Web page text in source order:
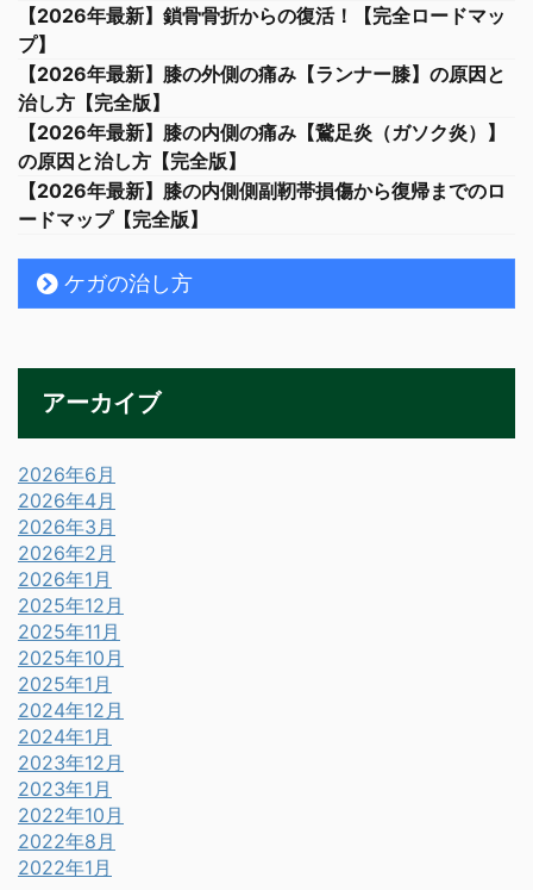
【2026年最新】鎖骨骨折からの復活！【完全ロードマッ
プ】
【2026年最新】膝の外側の痛み【ランナー膝】の原因と
治し方【完全版】
【2026年最新】膝の内側の痛み【鵞足炎（ガソク炎）】
の原因と治し方【完全版】
【2026年最新】膝の内側側副靭帯損傷から復帰までのロ
ードマップ【完全版】
ケガの治し方
アーカイブ
2026年6月
2026年4月
2026年3月
2026年2月
2026年1月
2025年12月
2025年11月
2025年10月
2025年1月
2024年12月
2024年1月
2023年12月
2023年1月
2022年10月
2022年8月
2022年1月